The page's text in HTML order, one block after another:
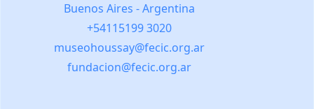
Buenos Aires - Argentina
+54115199 3020
museohoussay@fecic.org.ar
fundacion@fecic.org.ar